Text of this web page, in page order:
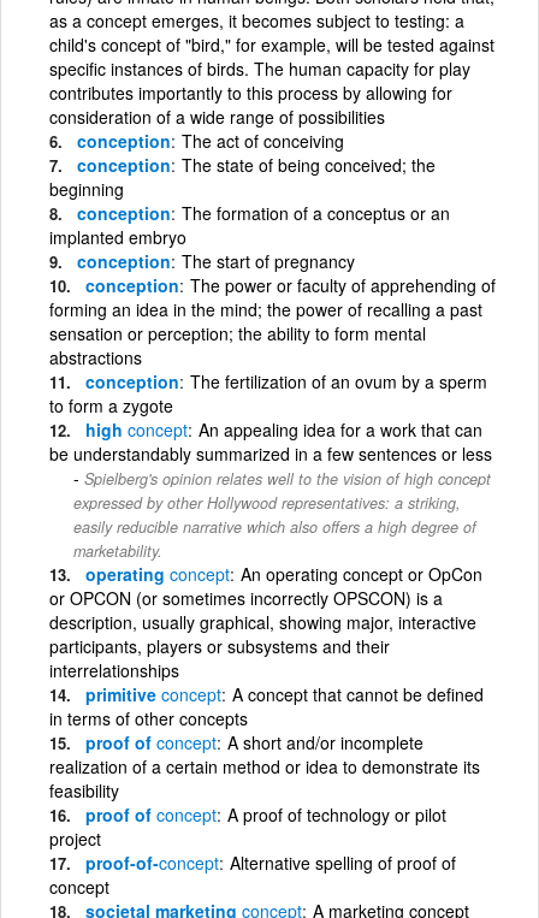
as a concept emerges, it becomes subject to testing: a
child's concept of "bird," for example, will be tested against
specific instances of birds. The human capacity for play
contributes importantly to this process by allowing for
consideration of a wide range of possibilities
conception The act of conceiving
conception The state of being conceived; the
beginning
conception The formation of a conceptus or an
implanted embryo
conception The start of pregnancy
conception The power or faculty of apprehending of
forming an idea in the mind; the power of recalling a past
sensation or perception; the ability to form mental
abstractions
conception The fertilization of an ovum by a sperm
to form a zygote
high concept An appealing idea for a work that can
be understandably summarized in a few sentences or less
Spielberg's opinion relates well to the vision of high concept
expressed by other Hollywood representatives: a striking,
easily reducible narrative which also offers a high degree of
marketability.
operating concept An operating concept or OpCon
or OPCON (or sometimes incorrectly OPSCON) is a
description, usually graphical, showing major, interactive
participants, players or subsystems and their
interrelationships
primitive concept A concept that cannot be defined
in terms of other concepts
proof of concept A short and/or incomplete
realization of a certain method or idea to demonstrate its
feasibility
proof of concept A proof of technology or pilot
project
proof-of-concept Alternative spelling of proof of
concept
societal marketing concept A marketing concept